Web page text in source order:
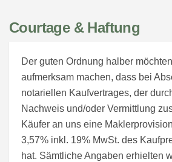
Courtage & Haftung
Der guten Ordnung halber
aufmerksam machen, dass bei
notariellen Kaufvertrages, der
Nachweis und/oder Vermittlung
Käufer an uns eine
3,57% inkl. 19% MwSt. des
hat. Sämtliche Angaben erhielten